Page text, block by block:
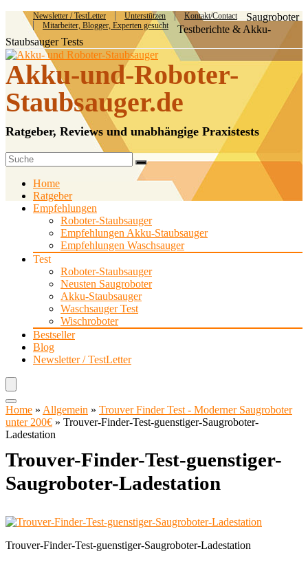
Newsletter / TestLetter Unterstützen
Kontakt/Contact
Mitarbeiter, Blogger, Experten gesucht
Saugroboter
Testberichte & Akku-
Staubsauger Tests
Akku-und-Roboter-
Staubsauger.de
Ratgeber, Reviews und unabhängige Praxistests
Home
Ratgeber
Empfehlungen
Roboter-Staubsauger
Empfehlungen Akku-Staubsauger
Empfehlungen Waschsauger
Test
Roboter-Staubsauger
Neusten Saugroboter
Akku-Staubsauger
Waschsauger Test
Wischroboter
Bestseller
Blog
Newsletter / TestLetter
Home » Allgemein » Trouver Finder Test - Moderner Saugroboter
unter 200€ » Trouver-Finder-Test-guenstiger-Saugroboter-
Ladestation
Trouver-Finder-Test-guenstiger-
Saugroboter-Ladestation
Trouver-Finder-Test-guenstiger-Saugroboter-Ladestation